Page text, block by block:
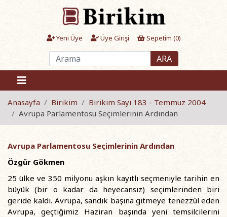
Yeni Üye Üye Girişi Sepetim (0)
ARA
Anasayfa Birikim
Birikim Sayı 183 - Temmuz 2004
Avrupa Parlamentosu Seçimlerinin Ardından
Avrupa Parlamentosu Seçimlerinin Ardından
Özgür Gökmen
25 ülke ve 350 milyonu aşkın kayıtlı seçmeniyle tarihin en
büyük (bir o kadar da heyecansız) seçimlerinden biri
geride kaldı. Avrupa, sandık başına gitmeye tenezzül eden
Avrupa, geçtiğimiz Haziran başında yeni temsilcilerini